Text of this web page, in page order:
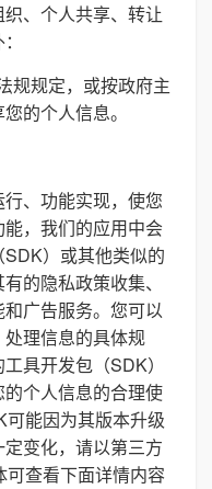
、个人共享、转让
规规定，或按政府主
的个人信息。
、功能实现，使您
，我们的应用中会
）或其他类似的
的隐私政策收集、
广告服务。您可以
理信息的具体规
具开发包（SDK）
个人信息的合理使
能因为其版本升级
变化，请以第三方
查看下面详情内容